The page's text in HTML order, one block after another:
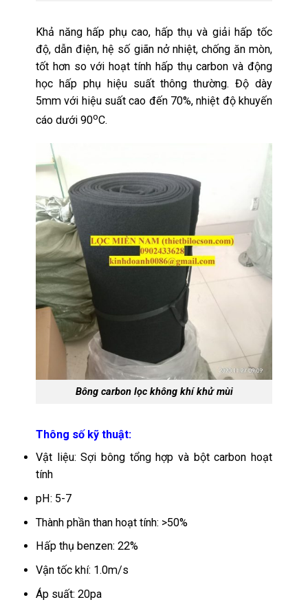
Khả năng hấp phụ cao, hấp thụ và giải hấp tốc
độ, dẫn điện, hệ số giãn nở nhiệt, chống ăn mòn,
tốt hơn so với hoạt tính hấp thụ carbon và động
học hấp phụ hiệu suất thông thường. Độ dày
5mm với hiệu suất cao đến 70%, nhiệt độ khuyến
cáo dưới 90oC.
Bông carbon lọc không khí khử mùi
Thông số kỹ thuật:
Vật liệu: Sợi bông tổng hợp và bột carbon hoạt
tính
pH: 5-7
Thành phần than hoạt tính: >50%
Hấp thụ benzen: 22%
Vận tốc khí: 1.0m/s
Áp suất: 20pa